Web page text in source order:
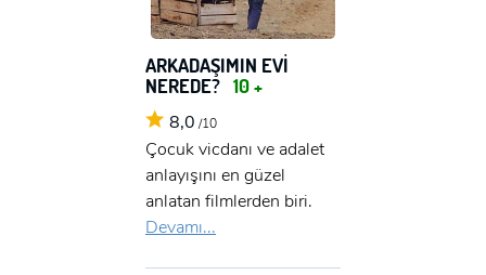
ARKADAŞIMIN EVİ
NEREDE? 10 +
8,0 /10
Çocuk vicdanı ve adalet
anlayışını en güzel
anlatan filmlerden biri.
Devamı...